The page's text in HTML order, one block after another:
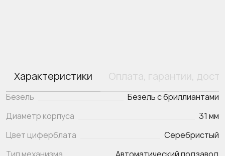
Характеристики Оплата, гарантии,
Безель
Безель с бриллиантами
Диаметр корпуса
31 мм
Цвет циферблата
Серебристый
Тип механизма
Автоматический подзавод